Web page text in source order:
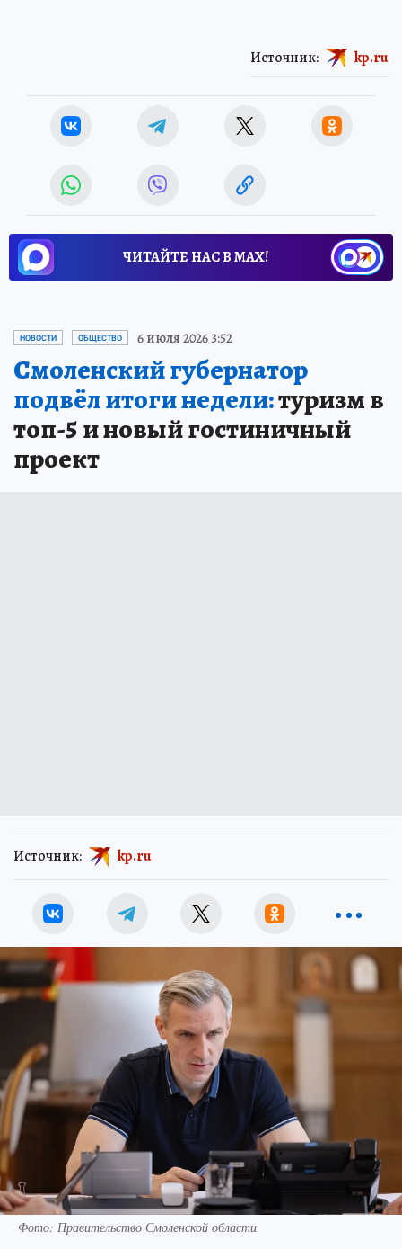
Источник: kp.ru
ЧИТАЙТЕ НАС В МАХ!
НОВОСТИ ОБЩЕСТВО 6 июля 2026 3:52
Смоленский губернатор
подвёл итоги недели:туризм в
топ-5 и новый гостиничный
проект
Источник: kp.ru
Фото: Правительство Смоленской области.